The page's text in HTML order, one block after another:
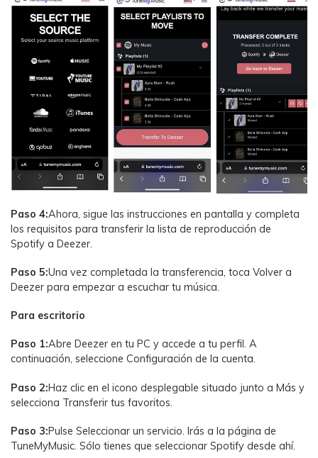
Paso 4:Ahora, sigue las instrucciones en pantalla y completa
los requisitos para transferir la lista de reproducción de
Spotify a Deezer.
Paso 5:Una vez completada la transferencia, toca Volver a
Deezer para empezar a escuchar tu música.
Para escritorio
Paso 1:Abre Deezer en tu PC y accede a tu perfil. A
continuación, seleccione Configuración de la cuenta.
Paso 2:Haz clic en el icono desplegable situado junto a Más y
selecciona Transferir tus favoritos.
Paso 3:Pulse Seleccionar un servicio. Irás a la página de
TuneMyMusic. Sólo tienes que seleccionar Spotify desde ahí.